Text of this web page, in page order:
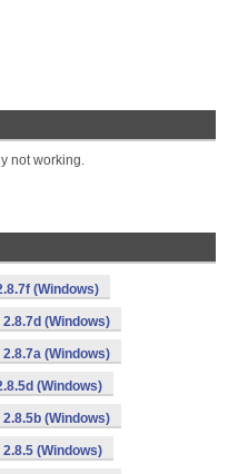
not working.
(Windows)
2.8.7d (Windows)
2.8.7a (Windows)
(Windows)
2.8.5b (Windows)
(Windows)